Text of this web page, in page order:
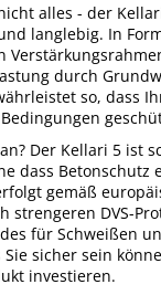
alles - der
langlebig. In
durch
so, dass
Der Kellari 5 ist
dass Betonschutz
gemäß
strengeren DVS-
für Schweißen
sicher sein
investieren.